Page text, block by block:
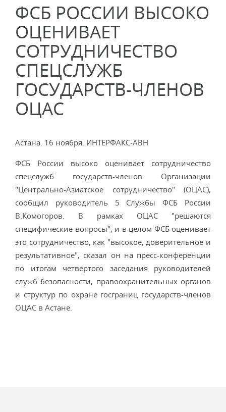
ФСБ РОССИИ ВЫСОКО
ОЦЕНИВАЕТ
СОТРУДНИЧЕСТВО
СПЕЦСЛУЖБ
ГОСУДАРСТВ-ЧЛЕНОВ
ОЦАС
Астана. 16 ноября. ИНТЕРФАКС-АВН
ФСБ России высоко оценивает сотрудничество
спецслужб государств-членов Организации
"Центрально-Азиатское сотрудничество" (ОЦАС),
сообщил руководитель 5 Службы ФСБ России
В.Комогоров. В рамках ОЦАС "решаются
специфические вопросы", и в целом ФСБ оценивает
это сотрудничество, как "высокое, доверительное и
результативное", сказал он на пресс-конференции
по итогам четвертого заседания руководителей
служб безопасности, правоохранительных органов
и структур по охране госграниц государств-членов
ОЦАС в Астане.